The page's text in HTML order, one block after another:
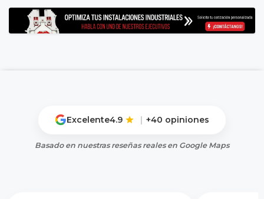
Excelente4.9 | +40 opiniones
Basado en nuestras reseñas reales en Google Maps